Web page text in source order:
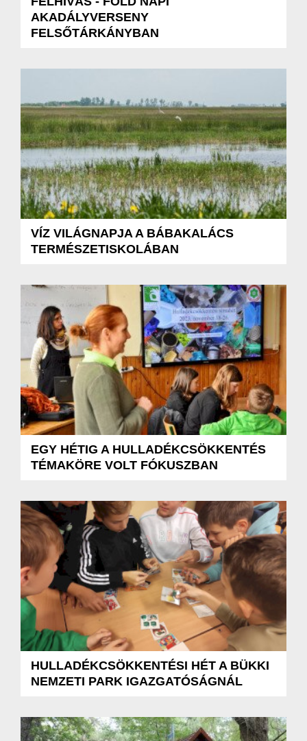
AKADÁLYVERSENY
FELSŐTÁRKÁNYBAN
VÍZ VILÁGNAPJA A BÁBAKALÁCS
TERMÉSZETISKOLÁBAN
EGY HÉTIG A HULLADÉKCSÖKKENTÉS
TÉMAKÖRE VOLT FÓKUSZBAN
HULLADÉKCSÖKKENTÉSI HÉT A BÜKKI
NEMZETI PARK IGAZGATÓSÁGNÁL